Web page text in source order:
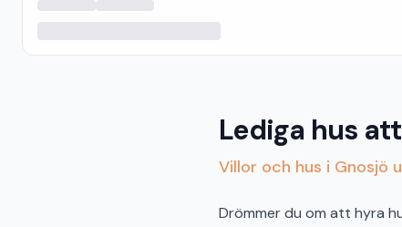
Lediga hus
Villor och hus i Gnosjö
Drömmer du om att hyra